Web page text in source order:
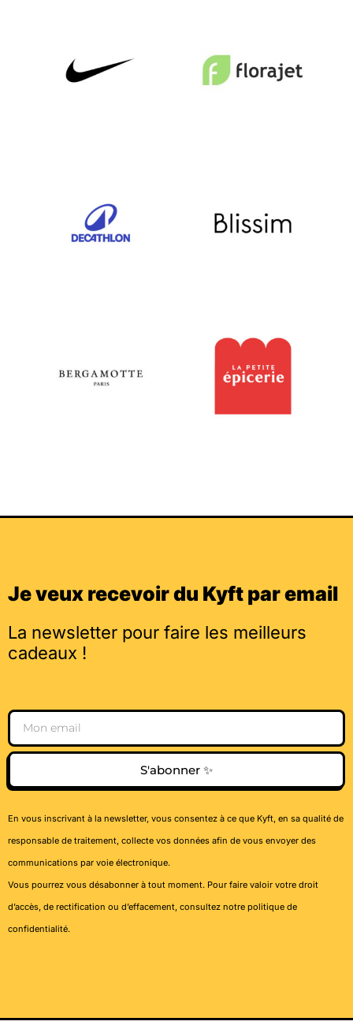
Je veux recevoir du Kyft par email
La newsletter pour faire les meilleurs
cadeaux !
Email
S'abonner ✨
En vous inscrivant à la newsletter, vous consentez à ce que Kyft, en sa qualité de
responsable de traitement, collecte vos données afin de vous envoyer des
communications par voie électronique.
Vous pourrez vous désabonner à tout moment. Pour faire valoir votre droit
d’accès, de rectification ou d’effacement, consultez notre politique de
confidentialité.